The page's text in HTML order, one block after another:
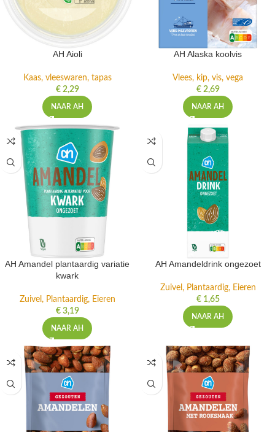
AH Aioli
Kaas, vleeswaren, tapas
€2,29
NAAR AH
AH Alaska koolvis
Vlees, kip, vis, vega
€2,69
NAAR AH
AH Amandel plantaardig variatie
kwark
Zuivel, Plantaardig, Eieren
€3,19
NAAR AH
AH Amandeldrink ongezoet
Zuivel, Plantaardig, Eieren
€1,65
NAAR AH